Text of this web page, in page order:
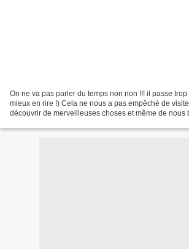
On ne va pas parler du temps non non !!! il passe
mieux en rire !) Cela ne nous a pas empêché de
découvrir de merveilleuses choses et même de nous